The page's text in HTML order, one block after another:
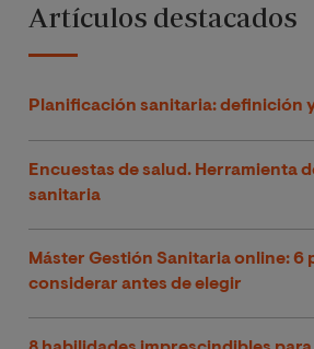
Artículos destacados
Planificación sanitaria: definición
Encuestas de salud. Herramienta
sanitaria
Máster Gestión Sanitaria online: 6
considerar antes de elegir